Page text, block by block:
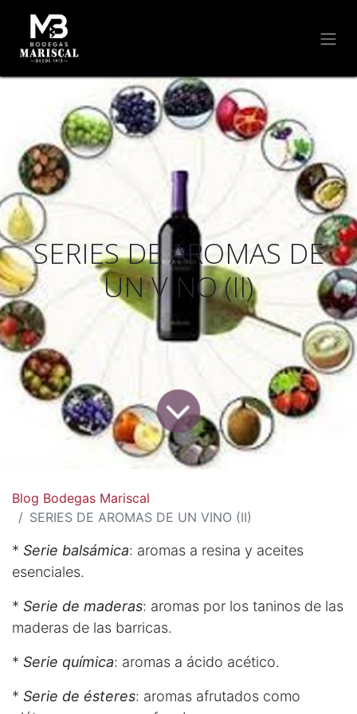
SERIES DE AROMAS DE
UN VINO (II)
Blog Bodegas Mariscal
SERIES DE AROMAS DE UN VINO (II)
* Serie balsámica: aromas a resina y aceites
esenciales.
* Serie de maderas: aromas por los taninos de las
maderas de las barricas.
* Serie química: aromas a ácido acético.
* Serie de ésteres: aromas afrutados como